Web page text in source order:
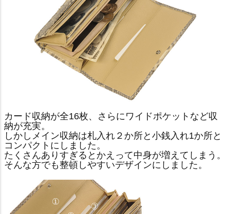
カード収納が全16枚、さらにワイドポケットなど収
納が充実。
しかしメイン収納は札入れ２か所と小銭入れ1か所と
コンパクトにしました。
たくさんありすぎるとかえって中身が増えてしまう。
そんな方でも整頓しやすいデザインにしました。